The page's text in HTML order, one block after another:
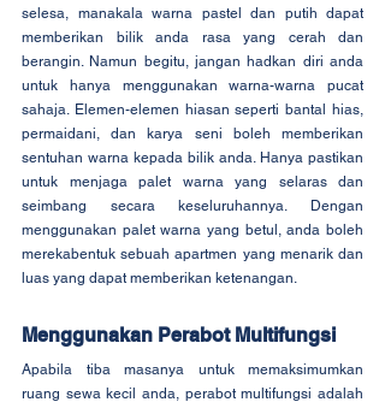
selesa, manakala warna pastel dan putih dapat
memberikan bilik anda rasa yang cerah dan
berangin. Namun begitu, jangan hadkan diri anda
untuk hanya menggunakan warna-warna pucat
sahaja. Elemen-elemen hiasan seperti bantal hias,
permaidani, dan karya seni boleh memberikan
sentuhan warna kepada bilik anda. Hanya pastikan
untuk menjaga palet warna yang selaras dan
seimbang secara keseluruhannya. Dengan
menggunakan palet warna yang betul, anda boleh
merekabentuk sebuah apartmen yang menarik dan
luas yang dapat memberikan ketenangan.
Menggunakan Perabot Multifungsi
Apabila tiba masanya untuk memaksimumkan
ruang sewa kecil anda, perabot multifungsi adalah